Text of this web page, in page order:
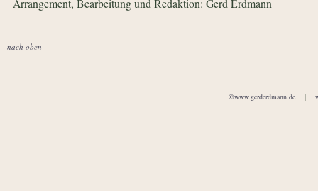
Arrangement, Bearbeitung und Redaktion: Gerd Erdmann
nach oben
©www.gerderdmann.de |